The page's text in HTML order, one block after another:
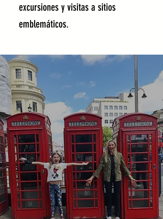
excursiones y visitas a sitios
emblemáticos.​